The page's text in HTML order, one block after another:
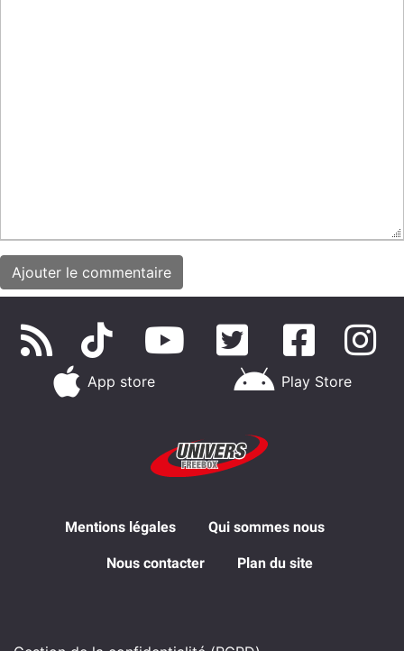
App store Play Store
Mentions légales Qui sommes nous
Nous contacter Plan du site